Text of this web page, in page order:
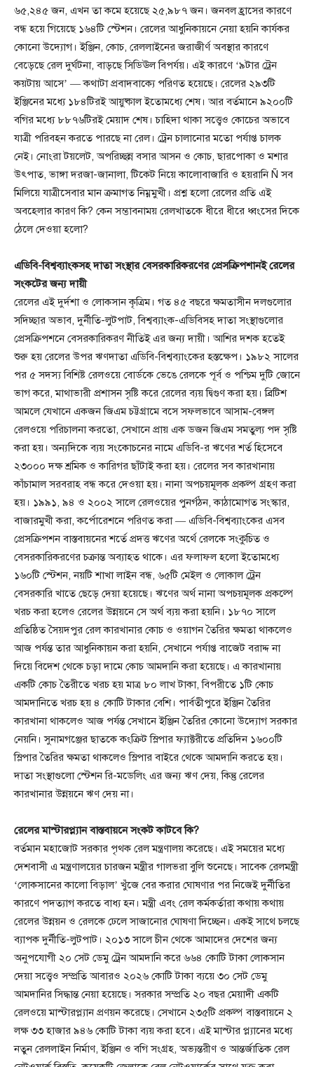
৬৫,২৪৫ জন, এখন তা কমে হয়েছে ২৫,৯৮৭ জন। জনবল হ্রাসের কারণে
বন্ধ হয়ে গিয়েছে ১৬৪টি স্টেশন। রেলের আধুনিকায়নে নেয়া হয়নি কার্যকর
কোনো উদ্যোগ। ইঞ্জিন, কোচ, রেললাইনের জরাজীর্ণ অবস্থার কারণে
বেড়েছে রেল দুর্ঘটনা, বাড়ছে সিডিঊল বিপর্যয়। এই কারণে ‘৯টার ট্রেন
কয়টায় আসে’ — কথাটা প্রবাদবাক্যে পরিণত হয়েছে। রেলের ২৯৩টি
ইঞ্জিনের মধ্যে ১৮৪টিরই আয়ুষ্কাল ইতোমধ্যে শেষ। আর বর্তমানে ৯২০০টি
বগির মধ্যে ৮৮৭৬টিরই মেয়াদ শেষ। চাহিদা থাকা সত্ত্বেও কোচের অভাবে
যাত্রী পরিবহন করতে পারছে না রেল। ট্রেন চালানোর মতো পর্যাপ্ত চালক
নেই। নোংরা টয়লেট, অপরিচ্ছন্ন বসার আসন ও কোচ, ছারপোকা ও মশার
উৎপাত, ভাঙ্গা দরজা-জানালা, টিকেট নিয়ে কালোবাজারি ও হয়রানি Ñ সব
মিলিয়ে যাত্রীসেবার মান ক্রমাগত নিম্নমুখী। প্রশ্ন হলো রেলের প্রতি এই
অবহেলার কারণ কি? কেন সম্ভাবনাময় রেলখাতকে ধীরে ধীরে ধ্বংসের দিকে
ঠেলে দেওয়া হলো?
এডিবি-বিশ্বব্যাংকসহ দাতা সংস্থার বেসরকারিকরণের প্রেসক্রিপশানই রেলের
সংকটের জন্য দায়ী
রেলের এই দুর্দশা ও লোকসান কৃত্রিম। গত ৪৫ বছরে ক্ষমতাসীন দলগুলোর
সদিচ্ছার অভাব, দুর্নীতি-লুটপাট, বিশ্বব্যাংক-এডিবিসহ দাতা সংস্থাগুলোর
প্রেসক্রিপশনে বেসরকারিকরণ নীতিই এর জন্য দায়ী। আশির দশক হতেই
শুরু হয় রেলের উপর ঋণদাতা এডিবি-বিশ্বব্যাংকের হস্তক্ষেপ। ১৯৮২ সালের
পর ৫ সদস্য বিশিষ্ট রেলওয়ে বোর্ডকে ভেঙে রেলকে পূর্ব ও পশ্চিম দুটি জোনে
ভাগ করে, মাথাভারী প্রশাসন সৃষ্টি করে রেলের ব্যয় দ্বিগুণ করা হয়। ব্রিটিশ
আমলে যেখানে একজন জিএম চট্টগ্রামে বসে সফলভাবে আসাম-বেঙ্গল
রেলওয়ে পরিচালনা করতো, সেখানে প্রায় এক ডজন জিএম সমতুল্য পদ সৃষ্টি
করা হয়। অন্যদিকে ব্যয় সংকোচনের নামে এডিবি-র ঋণের শর্ত হিসেবে
২৩০০০ দক্ষ শ্রমিক ও কারিগর ছাঁটাই করা হয়। রেলের সব কারখানায়
কাঁচামাল সরবরাহ বন্ধ করে দেওয়া হয়। নানা অপচয়মূলক প্রকল্প গ্রহণ করা
হয়। ১৯৯১, ৯৪ ও ২০০২ সালে রেলওয়ের পুনর্গঠন, কাঠামোগত সংস্কার,
বাজারমুখী করা, কর্পোরেশনে পরিণত করা — এডিবি-বিশ্বব্যাংকের এসব
প্রেসক্রিপশন বাস্তবায়নের শর্তে প্রদত্ত ঋণের অর্থে রেলকে সংকুচিত ও
বেসরকারিকরণের চক্রান্ত অব্যাহত থাকে। এর ফলাফল হলো ইতোমধ্যে
১৬০টি স্টেশন, নয়টি শাখা লাইন বন্ধ, ৬৫টি মেইল ও লোকাল ট্রেন
বেসরকারি খাতে ছেড়ে দেয়া হয়েছে। ঋণের অর্থ নানা অপচয়মূলক প্রকল্পে
খরচ করা হলেও রেলের উন্নয়নে সে অর্থ ব্যয় করা হয়নি। ১৮৭০ সালে
প্রতিষ্ঠিত সৈয়দপুর রেল কারখানার কোচ ও ওয়াগন তৈরির ক্ষমতা থাকলেও
আজ পর্যন্ত তার আধুনিকায়ন করা হয়নি, সেখানে পর্যাপ্ত বাজেট বরাদ্দ না
দিয়ে বিদেশ থেকে চড়া দামে কোচ আমদানি করা হয়েছে। এ কারখানায়
একটি কোচ তৈরীতে খরচ হয় মাত্র ৮০ লাখ টাকা, বিপরীতে ১টি কোচ
আমদানিতে খরচ হয় ৪ কোটি টাকার বেশি। পার্বতীপুরে ইঞ্জিন তৈরির
কারখানা থাকলেও আজ পর্যন্ত সেখানে ইঞ্জিন তৈরির কোনো উদ্যোগ সরকার
নেয়নি। সুনামগঞ্জের ছাতকে কংক্রিট স্লিপার ফ্যাক্টরীতে প্রতিদিন ১৬০০টি
স্লিপার তৈরির ক্ষমতা থাকলেও স্লিপার বাইরে থেকে আমদানি করতে হয়।
দাতা সংস্থাগুলো স্টেশন রি-মডেলিং এর জন্য ঋণ দেয়, কিন্তু রেলের
কারখানার উন্নয়নে ঋণ দেয় না।
রেলের মাস্টারপ্ল্যান বাস্তবায়নে সংকট কাটবে কি?
বর্তমান মহাজোট সরকার পৃথক রেল মন্ত্রণালয় করেছে। এই সময়ের মধ্যে
দেশবাসী এ মন্ত্রণালয়ের চারজন মন্ত্রীর গালভরা বুলি শুনেছে। সাবেক রেলমন্ত্রী
‘লোকসানের কালো বিড়াল’ খুঁজে বের করার ঘোষণার পর নিজেই দুর্নীতির
কারণে পদত্যাগ করতে বাধ্য হন। মন্ত্রী এবং রেল কর্মকর্তারা কথায় কথায়
রেলের উন্নয়ন ও রেলকে ঢেলে সাজানোর ঘোষণা দিচ্ছেন। একই সাথে চলছে
ব্যাপক দুর্নীতি-লুটপাট। ২০১৩ সালে চীন থেকে আমাদের দেশের জন্য
অনুপযোগী ২০ সেট ডেমু ট্রেন আমদানি করে ৬৬৪ কোটি টাকা লোকসান
দেয়া সত্ত্বেও সম্প্রতি আবারও ২০২৬ কোটি টাকা ব্যয়ে ৩০ সেট ডেমু
আমদানির সিদ্ধান্ত নেয়া হয়েছে। সরকার সম্প্রতি ২০ বছর মেয়াদী একটি
রেলওয়ে মাস্টারপ্ল্যান প্রণয়ন করেছে। সেখানে ২৩৫টি প্রকল্প বাস্তবায়নে ২
লক্ষ ৩৩ হাজার ৯৪৬ কোটি টাকা ব্যয় করা হবে। এই মাস্টার প্ল্যানের মধ্যে
নতুন রেললাইন নির্মাণ, ইঞ্জিন ও বগি সংগ্রহ, অভ্যন্তরীণ ও আন্তর্জাতিক রেল